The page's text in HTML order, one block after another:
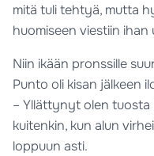
mitä tuli tehtyä, mutta
huomiseen viestiin ihan
Niin ikään pronssille
Punto oli kisan jälkeen
– Yllättynyt olen
kuitenkin, kun alun
loppuun asti.